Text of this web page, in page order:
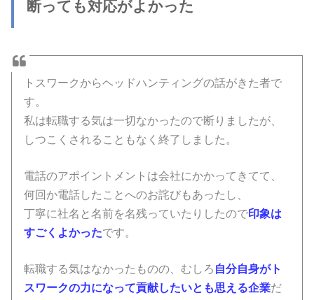
断っても対応がよかった
トスワークからヘッドハンティングの話がきた者で
す。
私は転職する気は一切なかったので断りましたが、
しつこくされることもなく終了しました。
電話のアポイントメントは会社にかかってきてて、
何回か電話したことへのお詫びもあったし、
丁寧に社名と名前を名残っていたりしたので印象は
すごくよかったです。
転職する気はなかったものの、むしろ 自分自身がト
スワークの力になって貢献したいとも思える企業だ